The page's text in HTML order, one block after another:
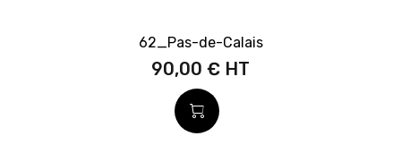
62_Pas-de-Calais
90,00 €